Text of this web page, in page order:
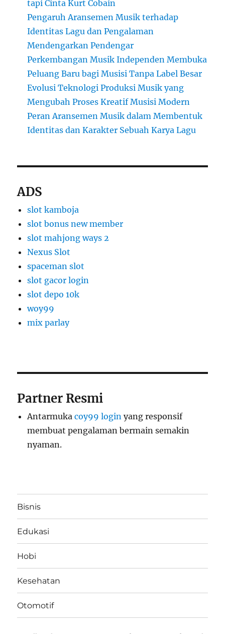
tapi Cinta Kurt Cobain
Pengaruh Aransemen Musik terhadap
Identitas Lagu dan Pengalaman
Mendengarkan Pendengar
Perkembangan Musik Independen Membuka
Peluang Baru bagi Musisi Tanpa Label Besar
Evolusi Teknologi Produksi Musik yang
Mengubah Proses Kreatif Musisi Modern
Peran Aransemen Musik dalam Membentuk
Identitas dan Karakter Sebuah Karya Lagu
ADS
slot kamboja
slot bonus new member
slot mahjong ways 2
Nexus Slot
spaceman slot
slot gacor login
slot depo 10k
woy99
mix parlay
Partner Resmi
Antarmukacoy99 login yang responsif
membuat pengalaman bermain semakin
nyaman.
Bisnis
Edukasi
Hobi
Kesehatan
Otomotif